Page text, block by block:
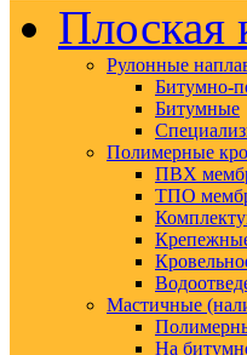
Плоская
Рулонные
Битумно-
Битумные
Полимерные
ПВХ
ТПО
Мастичные
На